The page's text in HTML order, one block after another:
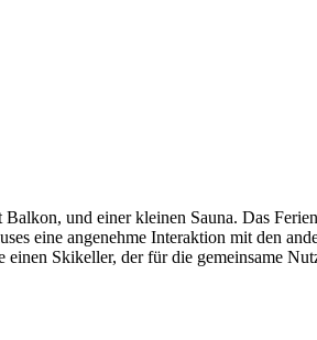
und einer kleinen Sauna. Das
eine angenehme Interaktion mit den
Skikeller, der für die gemeinsame